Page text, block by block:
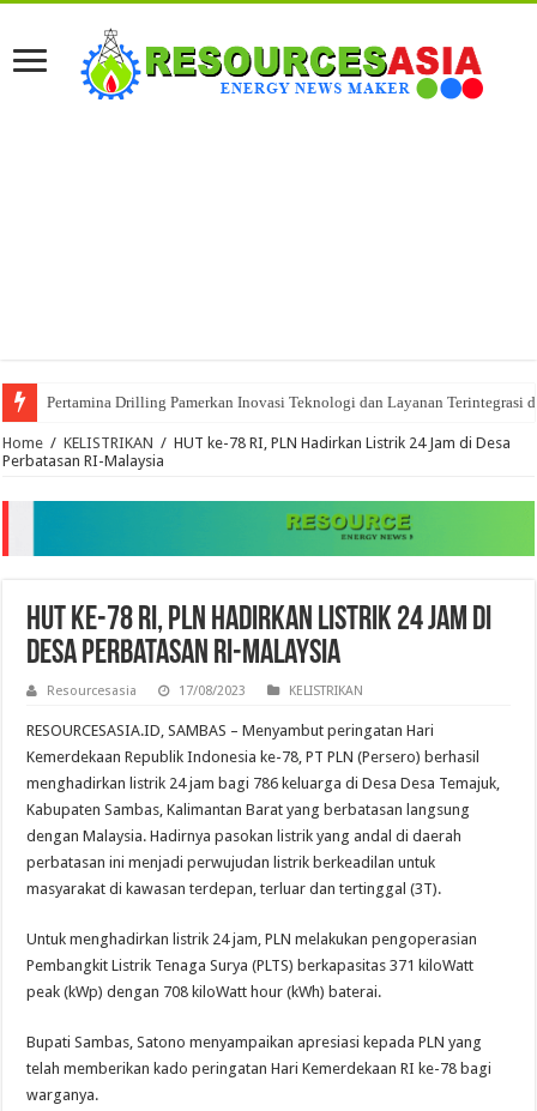
Pertamina Drilling Pamerkan Inovasi Teknologi dan Layanan Terintegrasi
Home / KELISTRIKAN / HUT ke-78 RI, PLN Hadirkan Listrik 24 Jam di Desa
Perbatasan RI-Malaysia
HUT ke-78 RI, PLN Hadirkan Listrik 24 Jam di
Desa Perbatasan RI-Malaysia
Resourcesasia 17/08/2023 KELISTRIKAN
RESOURCESASIA.ID, SAMBAS – Menyambut peringatan Hari
Kemerdekaan Republik Indonesia ke-78, PT PLN (Persero) berhasil
menghadirkan listrik 24 jam bagi 786 keluarga di Desa Desa Temajuk,
Kabupaten Sambas, Kalimantan Barat yang berbatasan langsung
dengan Malaysia. Hadirnya pasokan listrik yang andal di daerah
perbatasan ini menjadi perwujudan listrik berkeadilan untuk
masyarakat di kawasan terdepan, terluar dan tertinggal (3T).
Untuk menghadirkan listrik 24 jam, PLN melakukan pengoperasian
Pembangkit Listrik Tenaga Surya (PLTS) berkapasitas 371 kiloWatt
peak (kWp) dengan 708 kiloWatt hour (kWh) baterai.
Bupati Sambas, Satono menyampaikan apresiasi kepada PLN yang
telah memberikan kado peringatan Hari Kemerdekaan RI ke-78 bagi
warganya.